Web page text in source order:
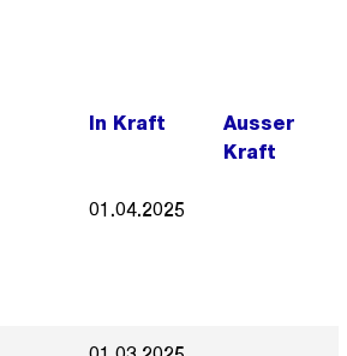
In Kraft
Ausser
Kraft
01.04.2025